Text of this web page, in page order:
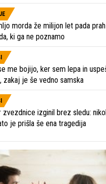
morda že milijon let pada
ki ga ne poznamo
me bojijo, ker sem lepa in
zakaj je še vedno samska
zvezdnice izginil brez sledu:
je prišla še ena tragedija